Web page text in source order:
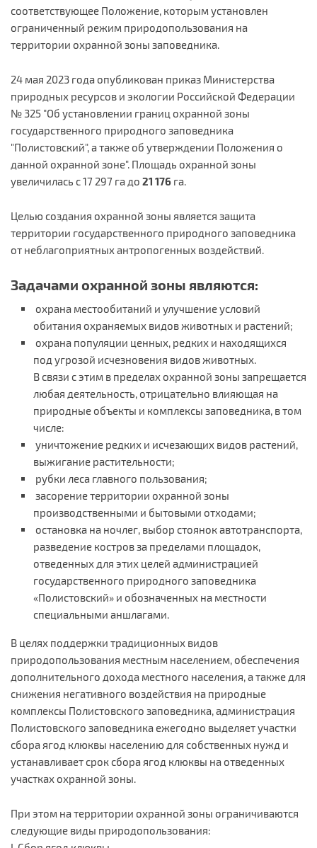
соответствующее Положение, которым установлен
ограниченный режим природопользования на
территории охранной зоны заповедника.
24 мая 2023 года опубликован приказ Министерства
природных ресурсов и экологии Российской Федерации
№ 325 "Об установлении границ охранной зоны
государственного природного заповедника
"Полистовский", а также об утверждении Положения о
данной охранной зоне". Площадь охранной зоны
увеличилась с 17 297 га до 21 176 га.
Целью создания охранной зоны является защита
территории государственного природного заповедника
от неблагоприятных антропогенных воздействий.
Задачами охранной зоны являются:
охрана местообитаний и улучшение условий
обитания охраняемых видов животных и растений;
охрана популяции ценных, редких и находящихся
под угрозой исчезновения видов животных.
В связи с этим в пределах охранной зоны запрещается
любая деятельность, отрицательно влияющая на
природные объекты и комплексы заповедника, в том
числе:
уничтожение редких и исчезающих видов растений,
выжигание растительности;
рубки леса главного пользования;
засорение территории охранной зоны
производственными и бытовыми отходами;
остановка на ночлег, выбор стоянок автотранспорта,
разведение костров за пределами площадок,
отведенных для этих целей администрацией
государственного природного заповедника
«Полистовский» и обозначенных на местности
специальными аншлагами.
В целях поддержки традиционных видов
природопользования местным населением, обеспечения
дополнительного дохода местного населения, а также для
снижения негативного воздействия на природные
комплексы Полистовского заповедника, администрация
Полистовского заповедника ежегодно выделяет участки
сбора ягод клюквы населению для собственных нужд и
устанавливает срок сбора ягод клюквы на отведенных
участках охранной зоны.
При этом на территории охранной зоны ограничиваются
следующие виды природопользования: